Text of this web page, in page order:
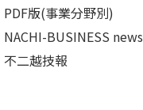
PDF版(事業分野別)
NACHI-BUSINESS news
不二越技報